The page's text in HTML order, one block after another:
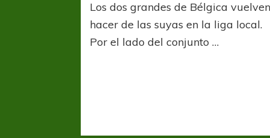
y
Los dos grandes de Bélgica
hacer de las suyas en la liga local.
Por el lado del conjunto …